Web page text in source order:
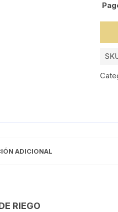
ADICIONAL
RIEGO